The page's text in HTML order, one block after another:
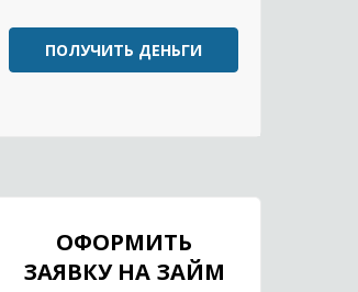
ПОЛУЧИТЬ ДЕНЬГИ
ОФОРМИТЬ
ЗАЯВКУ НА ЗАЙМ